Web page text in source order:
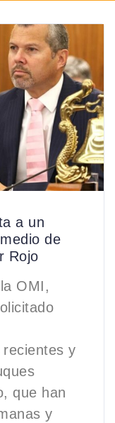
a un
de
Rojo
OMI,
y
que han
y